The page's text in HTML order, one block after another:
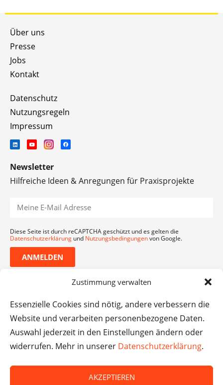
Zustimmung verwalten
Essenzielle Cookies sind nötig, andere verbessern die
Website und verarbeiten personenbezogene Daten.
Auswahl jederzeit in den Einstellungen ändern oder
widerrufen. Mehr in unserer Datenschutzerklärung.
AKZEPTIEREN
Über uns
Presse
Jobs
Kontakt
Datenschutz
Nutzungsregeln
Impressum
Newsletter
Hilfreiche Ideen & Anregungen für Praxisprojekte
Diese Seite ist durch reCAPTCHA geschützt und es gelten die
Datenschutzerklärung und Nutzungsbedingungenvon Google.
ANMELDEN